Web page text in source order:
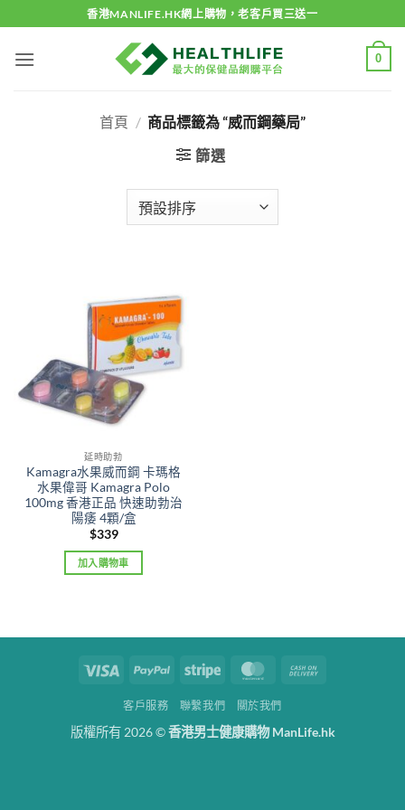
to
content
香港MANLIFE.HK網上購物，老客戶買三送一
0
首頁 / 商品標籤為 “威而鋼藥局”
篩選
延時助勃
Kamagra水果威而鋼 卡瑪格
水果偉哥 Kamagra Polo
100mg 香港正品 快速助勃治
陽痿 4顆/盒
$339
加入購物車
Visa PayPal Stripe MasterCard
客戶服務 聯繫我們 關於我們
版權所有 2026 ©香港男士健康購物 ManLife.hk